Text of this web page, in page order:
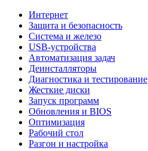
Интернет
Защита и безопасность
Система и железо
USB-устройства
Автоматизация задач
Деинсталляторы
Диагностика и тестирование
Жесткие диски
Запуск программ
Обновления и BIOS
Оптимизация
Рабочий стол
Разгон и настройка